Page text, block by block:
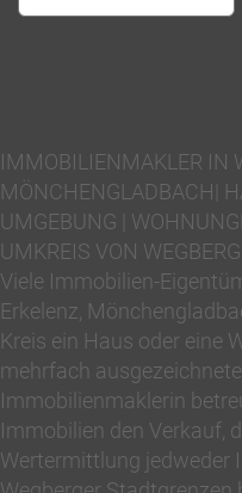
IMMOBILIENMAKLER IN
MÖNCHENGLADBACH|
UMGEBUNG |
UMKREIS VON WEGBERG
Viele Immobilien-
Erkelenz,
Kreis ein Haus oder eine
mehrfach
Immobilienmaklerin
Immobilien den Verkauf,
Wertermittlung jedweder